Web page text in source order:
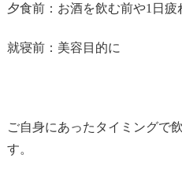
夕食前：お酒を飲む前や1日疲
就寝前：美容目的に
ご自身にあったタイミングで
す。